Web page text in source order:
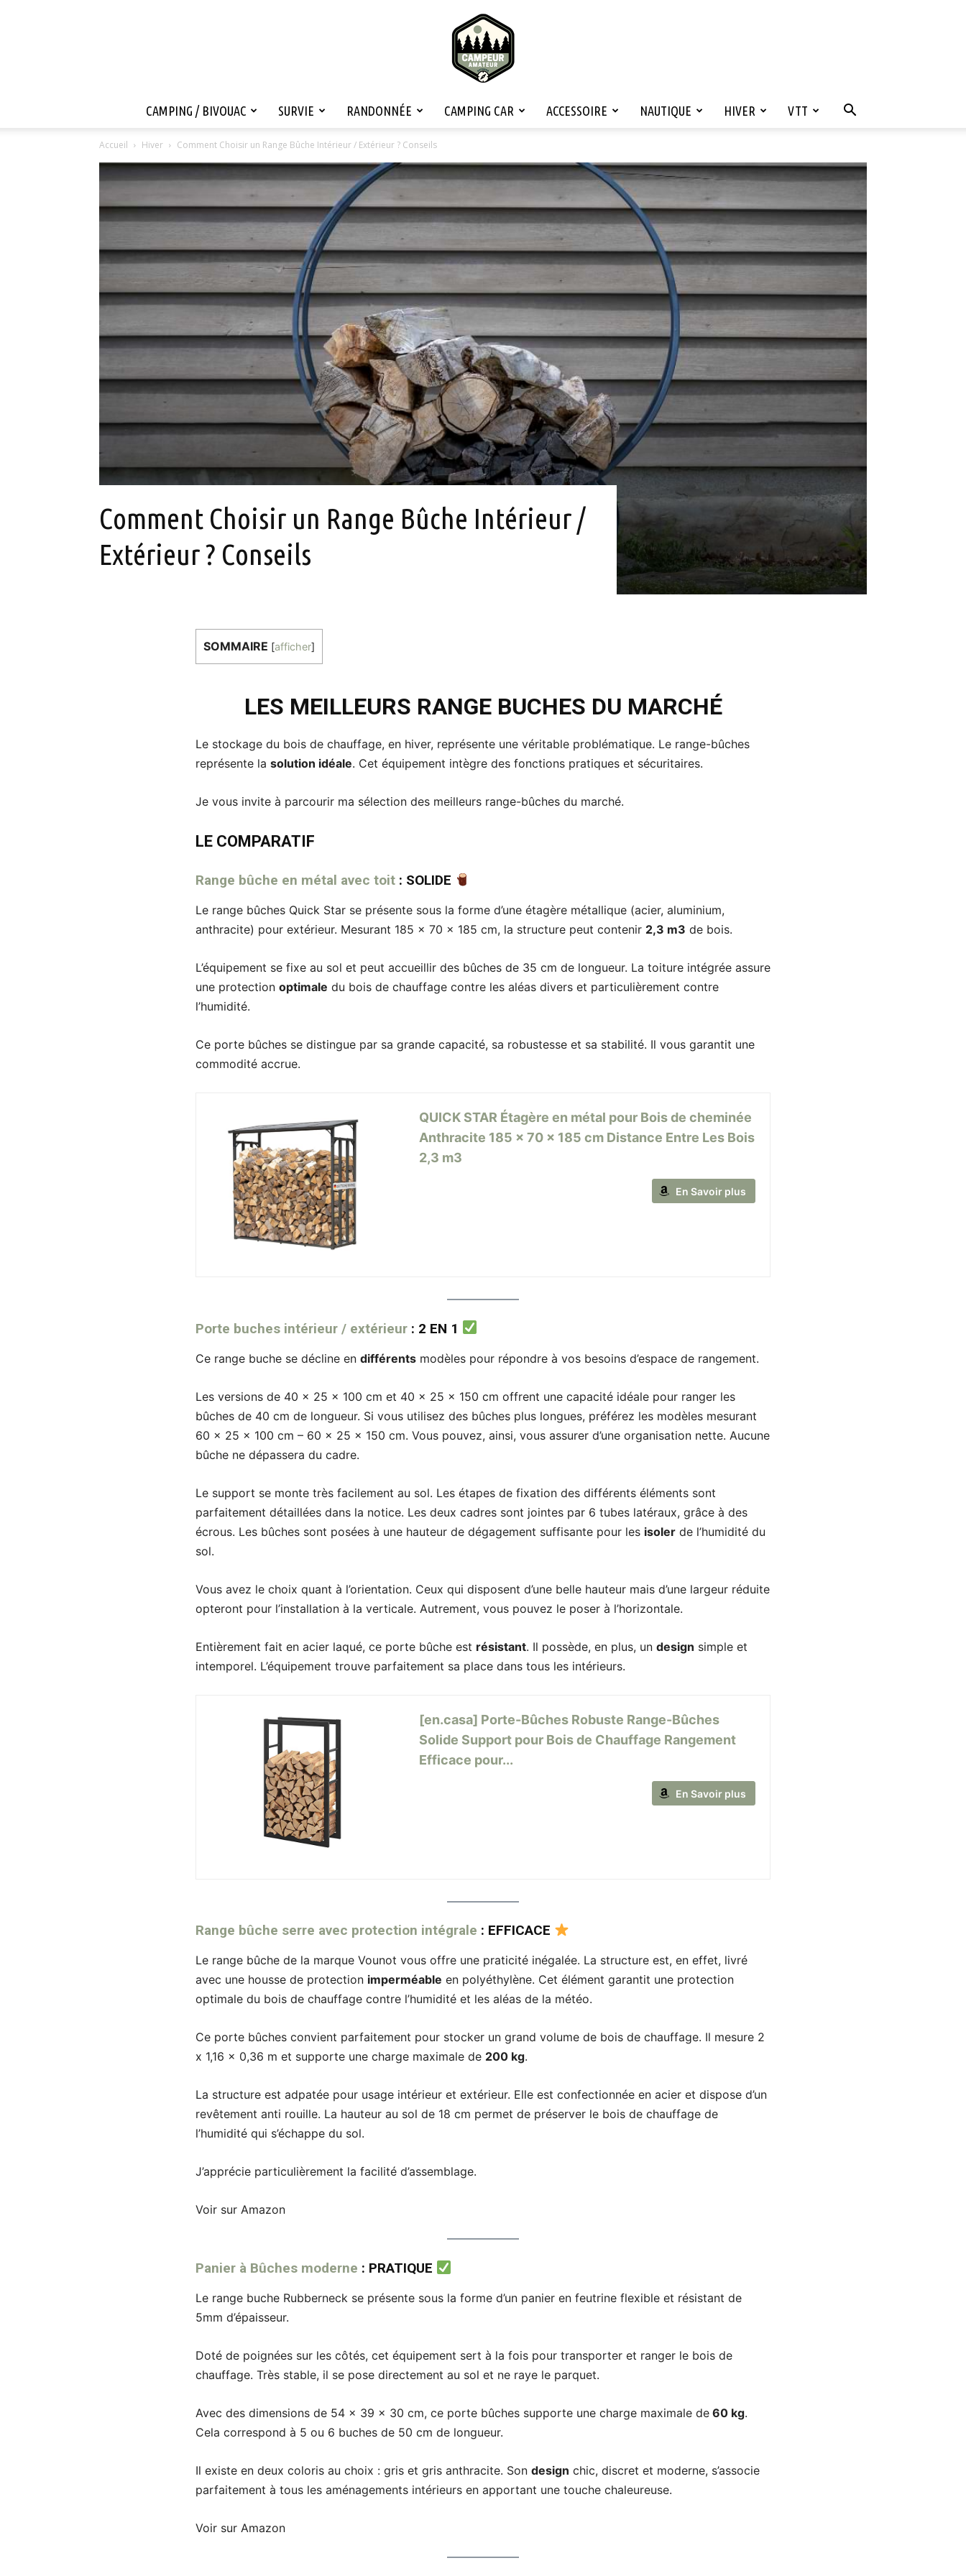
Amateur
CAMPING / BIVOUAC SURVIE RANDONNÉE CAMPING CAR ACCESSOIRE NAUTIQUE HIVER VTT
Accueil Hiver Comment Choisir un Range Bûche Intérieur / Extérieur ? Conseils
Comment Choisir un Range Bûche Intérieur /
Extérieur ? Conseils
SOMMAIRE [afficher]
LES MEILLEURS RANGE BUCHES DU MARCHÉ
Le stockage du bois de chauffage, en hiver, représente une véritable problématique. Le range-bûches
représente la solution idéale. Cet équipement intègre des fonctions pratiques et sécuritaires.
Je vous invite à parcourir ma sélection des meilleurs range-bûches du marché.
LE COMPARATIF
Range bûche en métal avec toit : SOLIDE
Le range bûches Quick Star se présente sous la forme d’une étagère métallique (acier, aluminium,
anthracite) pour extérieur. Mesurant 185 x 70 x 185 cm, la structure peut contenir 2,3 m3 de bois.
L’équipement se fixe au sol et peut accueillir des bûches de 35 cm de longueur. La toiture intégrée assure
une protection optimale du bois de chauffage contre les aléas divers et particulièrement contre
l’humidité.
Ce porte bûches se distingue par sa grande capacité, sa robustesse et sa stabilité. Il vous garantit une
commodité accrue.
QUICK STAR Étagère en métal pour Bois de cheminée
Anthracite 185 x 70 x 185 cm Distance Entre Les Bois
2,3 m3
En Savoir plus
Porte buches intérieur / extérieur : 2 EN 1
Ce range buche se décline en différents modèles pour répondre à vos besoins d’espace de rangement.
Les versions de 40 x 25 x 100 cm et 40 x 25 x 150 cm offrent une capacité idéale pour ranger les
bûches de 40 cm de longueur. Si vous utilisez des bûches plus longues, préférez les modèles mesurant
60 x 25 x 100 cm – 60 x 25 x 150 cm. Vous pouvez, ainsi, vous assurer d’une organisation nette. Aucune
bûche ne dépassera du cadre.
Le support se monte très facilement au sol. Les étapes de fixation des différents éléments sont
parfaitement détaillées dans la notice. Les deux cadres sont jointes par 6 tubes latéraux, grâce à des
écrous. Les bûches sont posées à une hauteur de dégagement suffisante pour les isoler de l’humidité du
sol.
Vous avez le choix quant à l’orientation. Ceux qui disposent d’une belle hauteur mais d’une largeur réduite
opteront pour l’installation à la verticale. Autrement, vous pouvez le poser à l’horizontale.
Entièrement fait en acier laqué, ce porte bûche est résistant. Il possède, en plus, un design simple et
intemporel. L’équipement trouve parfaitement sa place dans tous les intérieurs.
[en.casa] Porte-Bûches Robuste Range-Bûches
Solide Support pour Bois de Chauffage Rangement
Efficace pour...
En Savoir plus
Range bûche serre avec protection intégrale : EFFICACE
Le range bûche de la marque Vounot vous offre une praticité inégalée. La structure est, en effet, livré
avec une housse de protection imperméable en polyéthylène. Cet élément garantit une protection
optimale du bois de chauffage contre l’humidité et les aléas de la météo.
Ce porte bûches convient parfaitement pour stocker un grand volume de bois de chauffage. Il mesure 2
x 1,16 x 0,36 m et supporte une charge maximale de 200 kg.
La structure est adpatée pour usage intérieur et extérieur. Elle est confectionnée en acier et dispose d’un
revêtement anti rouille. La hauteur au sol de 18 cm permet de préserver le bois de chauffage de
l’humidité qui s’échappe du sol.
J’apprécie particulièrement la facilité d’assemblage.
Voir sur Amazon
Panier à Bûches moderne : PRATIQUE
Le range buche Rubberneck se présente sous la forme d’un panier en feutrine flexible et résistant de
5mm d’épaisseur.
Doté de poignées sur les côtés, cet équipement sert à la fois pour transporter et ranger le bois de
chauffage. Très stable, il se pose directement au sol et ne raye le parquet.
Avec des dimensions de 54 x 39 x 30 cm, ce porte bûches supporte une charge maximale de 60 kg.
Cela correspond à 5 ou 6 buches de 50 cm de longueur.
Il existe en deux coloris au choix : gris et gris anthracite. Son design chic, discret et moderne, s’associe
parfaitement à tous les aménagements intérieurs en apportant une touche chaleureuse.
Voir sur Amazon